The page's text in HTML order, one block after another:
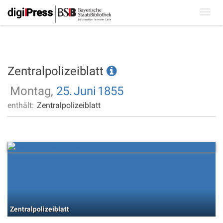
Zentralpolizeiblatt
Montag, 25.Juni 1855
enthält: Zentralpolizeiblatt
Zentralpolizeiblatt